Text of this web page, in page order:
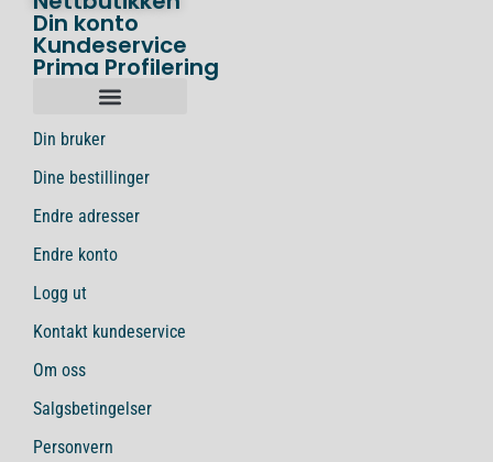
Din konto
Kundeservice
Prima Profilering
Din bruker
Dine bestillinger
Endre adresser
Endre konto
Logg ut
Kontakt kundeservice
Om oss
Salgsbetingelser
Personvern